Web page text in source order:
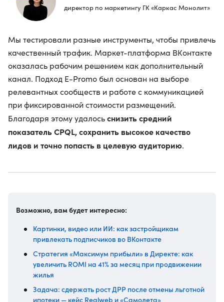
директор по маркетингу ГК «Каркас Монолит»
Мы тестировали разные инструменты, чтобы привлечь
качественный трафик. Маркет-платформа ВКонтакте
оказалась рабочим решением как дополнительный
канал. Подход E-Promo был основан на выборе
релевантных сообществ и работе с коммуникацией
при фиксированной стоимости размещений.
Благодаря этому удалосьснизить средний
показатель CPQL, сохранить высокое качество
лидов и точно попасть в целевую аудиторию.
Возможно, вам будет интересно:
Картинки, видео или ИИ: как застройщикам
привлекать подписчиков во ВКонтакте
Стратегия «Максимум прибыли» в Директе: как
увеличить ROMI на 41% за месяц при продвижении
жилья
Задача: сдержать рост ДРР после отмены льготной
ипотеки — кейс Realweb и «Самолета»